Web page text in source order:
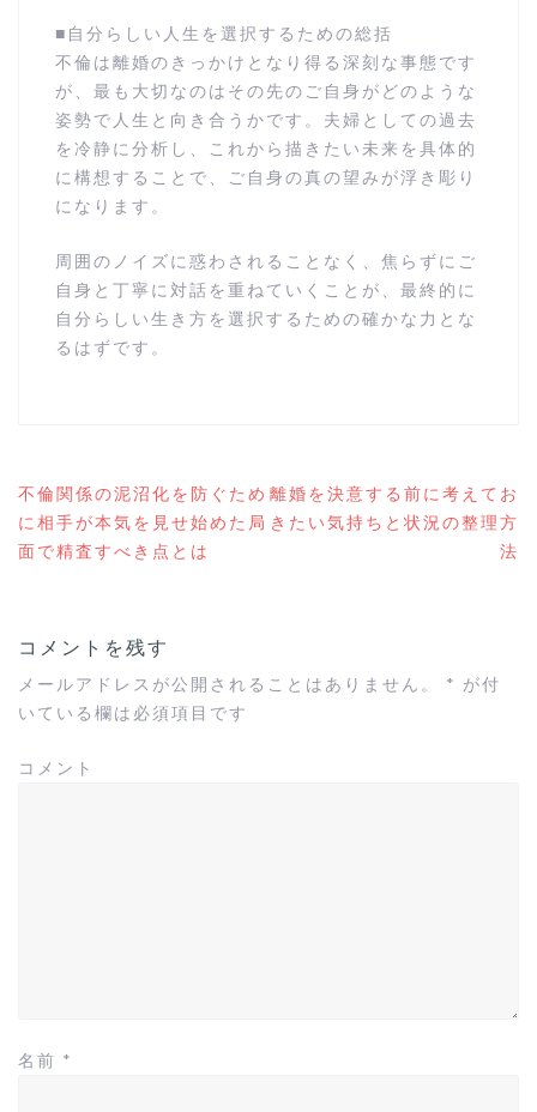
■自分らしい人生を選択するための総括
不倫は離婚のきっかけとなり得る深刻な事態です
が、最も大切なのはその先のご自身がどのような
姿勢で人生と向き合うかです。夫婦としての過去
を冷静に分析し、これから描きたい未来を具体的
に構想することで、ご自身の真の望みが浮き彫り
になります。
周囲のノイズに惑わされることなく、焦らずにご
自身と丁寧に対話を重ねていくことが、最終的に
自分らしい生き方を選択するための確かな力とな
るはずです。
投
稿
ナ
シ
ョ
ン
不倫関係の泥沼化を防ぐため
に相手が本気を見せ始めた局
面で精査すべき点とは
離婚を決意する前に考えてお
きたい気持ちと状況の整理方
法
コメントを残す
メールアドレスが公開されることはありません。 * が付
いている欄は必須項目です
コメント
名前 *